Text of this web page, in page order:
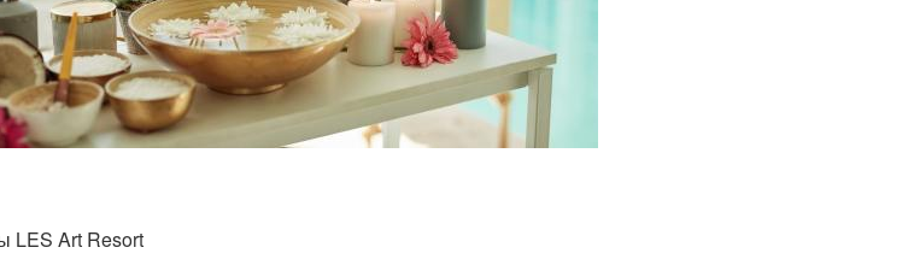
LES Art Resort